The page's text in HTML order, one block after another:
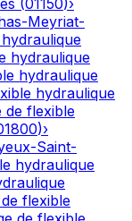
(01150)›
Meyriat-
hydraulique
hydraulique
hydraulique
de flexible
)›
Saint-
hydraulique
flexible